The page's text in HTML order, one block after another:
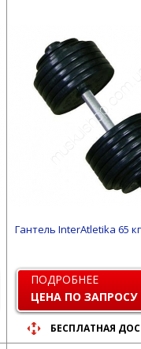
Гантель InterAtletika 65
ПОДРОБНЕЕ
ЦЕНА ПО ЗАПРОСУ
БЕСПЛАТНАЯ